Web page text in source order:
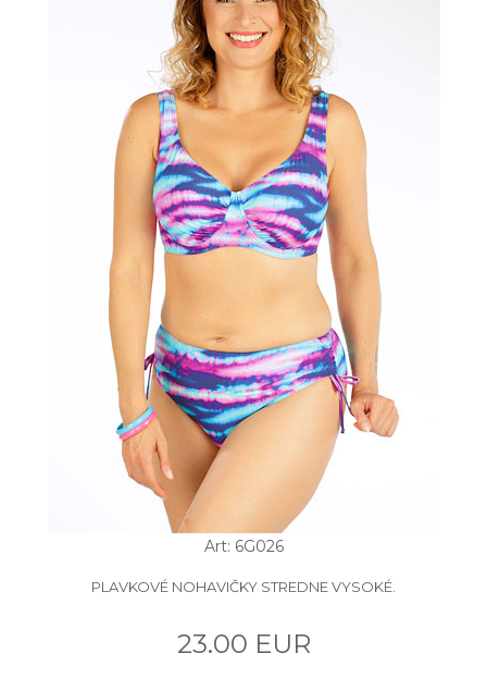
Art: 6G026
PLAVKOVÉ NOHAVIČKY STREDNE VYSOKÉ.
23.00 EUR